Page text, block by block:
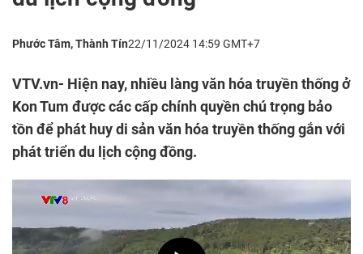
Phước Tâm, Thành Tín22/11/2024 14:59 GMT+7
VTV.vn- Hiện nay, nhiều làng văn hóa truyền thống ở
Kon Tum được các cấp chính quyền chú trọng bảo
tồn để phát huy di sản văn hóa truyền thống gắn với
phát triển du lịch cộng đồng.